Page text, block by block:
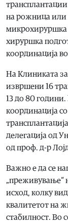
на рожница или
микрохируршка
хируршка
координација
На Клиниката
извршени 16
13 до 80
координација
делегација од
од проф. д-р
Важно е да се
„преживување“
исход, колку
квалитетот на
стабилност. Во